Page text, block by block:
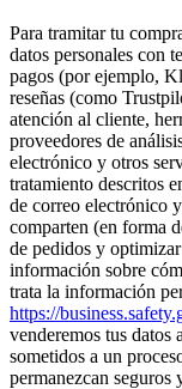
Para tramitar tu
datos personales con
pagos (por ejemplo,
reseñas (como
atención al cliente,
proveedores de
electrónico y otros
tratamiento descritos
de correo electrónico
comparten (en forma
de pedidos y
información sobre
trata la información
https://
venderemos tus datos
sometidos a un
permanezcan seguros